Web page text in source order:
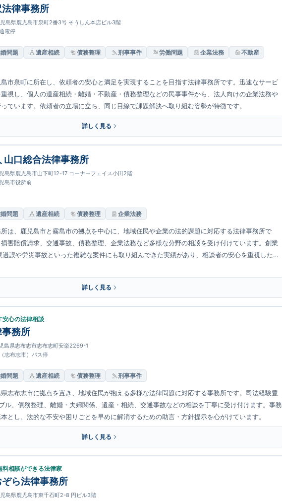
律事務所
島県鹿児島市泉町2番3号 そうしん本店ビル3階
電停
問題 遺産相続 債務整理 刑事事件 労働問題 企業法務
不動産
市泉町に所在し、依頼者の安心と満足を実現することを目指す法律事務所です。迅速なサービ
視し、個人の遺産相続・離婚・不動産・債務整理などの民事事件から、法人向けの企業法務や
ています。依頼者の立場に立ち、同じ目線で課題解決へ取り組む姿勢が特徴です。
詳しく見る
山口総合法律事務所
島県鹿児島市山下町12-17 コーナーフェイス小田2階
島市役所前
問題 遺産相続 債務整理 企業法務
は、鹿児島市と霧島市の拠点を中心に、地域住民や企業の法的課題に対応する法律事務所で
害賠償請求、交通事故、債務整理、企業法務など多様な分野の相談を受け付けています。創業
誤や労災事故といった複雑な案件にも取り組んできた実績があり、相談者の安心を重視した対
詳しく見る
安心の法律相談
務所
島県志布志市志布志町安楽2269-1
志布志市）バス停
問題 遺産相続 債務整理 刑事事件
志布志市に拠点を置き、地域住民が抱える多様な法律問題に対応する事務所です。司法経験豊
ル、債務整理、離婚・夫婦関係、遺産・相続、交通事故などの相談を丁寧に受け付けます。事務
とし、法的な不安や困りごとを早めに解消するための助言・方針提示を心がけています。
詳しく見る
料相談ができる法律家
ら法律事務所
島県鹿児島市東千石町2-8 円ビル3階